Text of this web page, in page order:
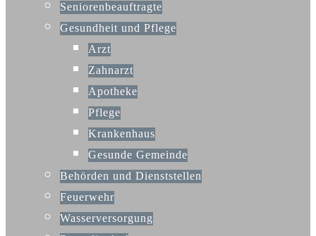
Seniorenbeauftragte
Gesundheit und Pflege
Arzt
Zahnarzt
Apotheke
Pflege
Krankenhaus
Gesunde Gemeinde
Behörden und Dienststellen
Feuerwehr
Wasserversorgung